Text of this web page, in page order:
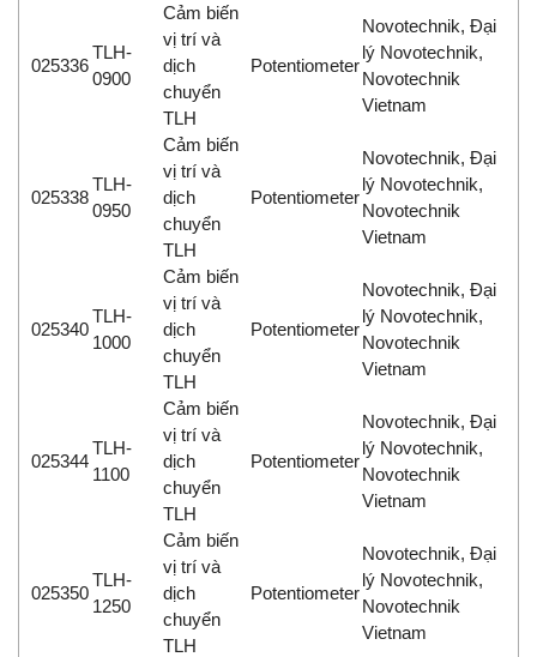
025336
TLH-
0900
Cảm biến
vị trí và
dịch
chuyển
TLH
Potentiometer
Novotechnik, Đại
lý Novotechnik,
Novotechnik
Vietnam
025338
TLH-
0950
Cảm biến
vị trí và
dịch
chuyển
TLH
Potentiometer
Novotechnik, Đại
lý Novotechnik,
Novotechnik
Vietnam
025340
TLH-
1000
Cảm biến
vị trí và
dịch
chuyển
TLH
Potentiometer
Novotechnik, Đại
lý Novotechnik,
Novotechnik
Vietnam
025344
TLH-
1100
Cảm biến
vị trí và
dịch
chuyển
TLH
Potentiometer
Novotechnik, Đại
lý Novotechnik,
Novotechnik
Vietnam
025350
TLH-
1250
Cảm biến
vị trí và
dịch
chuyển
TLH
Potentiometer
Novotechnik, Đại
lý Novotechnik,
Novotechnik
Vietnam